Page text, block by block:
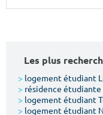
Surface min
Type de location
Les plus
> logement étudiant
> résidence étudiante
> logement étudiant
> logement étudiant